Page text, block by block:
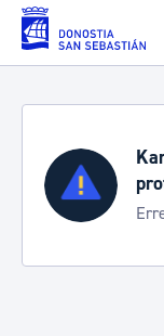
Eduki nagusira joan